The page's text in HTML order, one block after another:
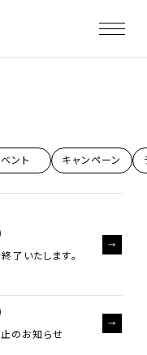
ント キャンペーン
了いたします。
のお知らせ